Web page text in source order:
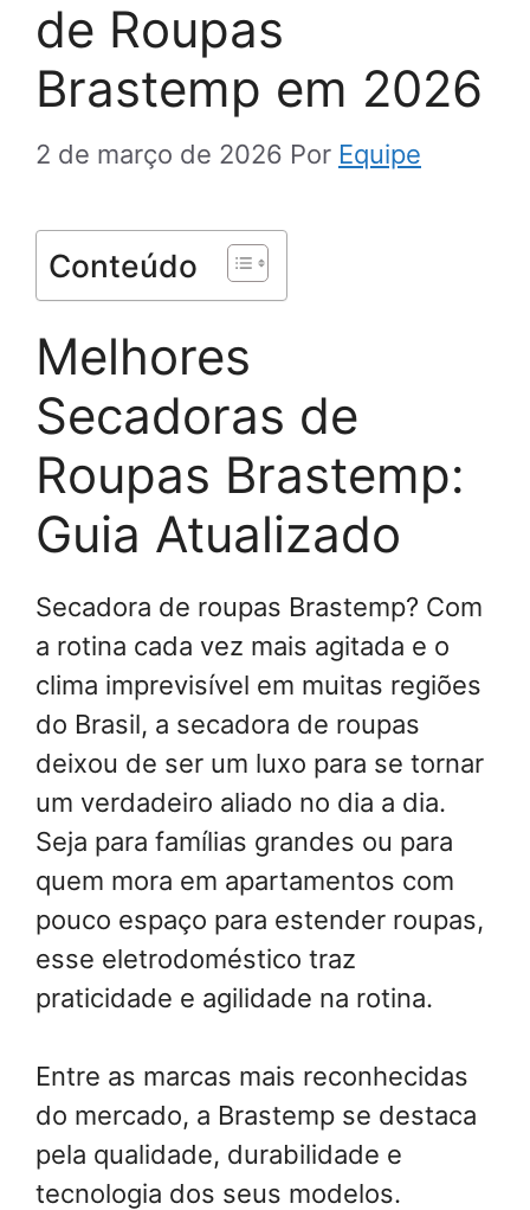
de Roupas
Brastemp em 2026
2 de março de 2026 Por Equipe
Conteúdo
Melhores
Secadoras de
Roupas Brastemp:
Guia Atualizado
Secadora de roupas Brastemp? Com
a rotina cada vez mais agitada e o
clima imprevisível em muitas regiões
do Brasil, a secadora de roupas
deixou de ser um luxo para se tornar
um verdadeiro aliado no dia a dia.
Seja para famílias grandes ou para
quem mora em apartamentos com
pouco espaço para estender roupas,
esse eletrodoméstico traz
praticidade e agilidade na rotina.
Entre as marcas mais reconhecidas
do mercado, a Brastemp se destaca
pela qualidade, durabilidade e
tecnologia dos seus modelos.